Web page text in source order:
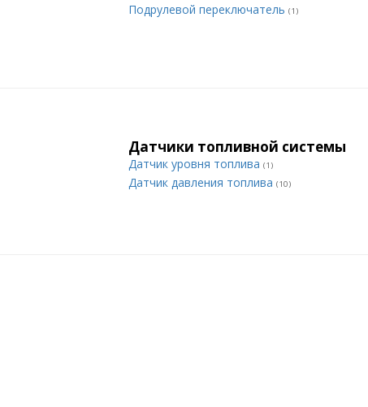
Подрулевой переключатель (1)
Датчики топливной системы
Датчик уровня топлива (1)
Датчик давления топлива (10)